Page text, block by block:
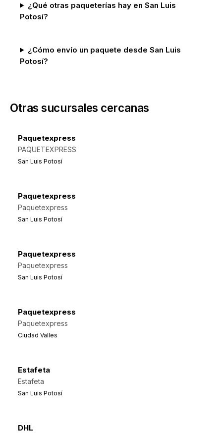
¿Qué otras paqueterías hay en San Luis
Potosí?
¿Cómo envío un paquete desde San Luis
Potosí?
Otras sucursales cercanas
Paquetexpress
PAQUETEXPRESS
San Luis Potosí
Paquetexpress
Paquetexpress
San Luis Potosí
Paquetexpress
Paquetexpress
San Luis Potosí
Paquetexpress
Paquetexpress
Ciudad Valles
Estafeta
Estafeta
San Luis Potosí
DHL